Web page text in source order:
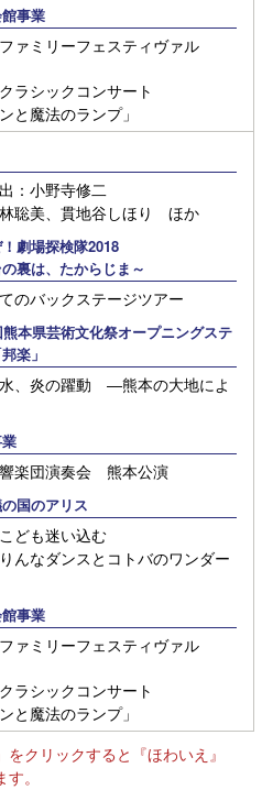
事業
ァミリーフェスティヴァル
ラシックコンサート
と魔法のランプ」
：小野寺修二
聡美、貫地谷しほり ほか
劇場探検隊2018
裏は、たからじま～
のバックステージツアー
本県芸術文化祭オープニングステ
楽」
、炎の躍動 ―熊本の大地によ
楽団演奏会 熊本公演
国のアリス
ども迷い込む
んなダンスとコトバのワンダー
事業
ァミリーフェスティヴァル
ラシックコンサート
と魔法のランプ」
クリックすると『ほわいえ』
。